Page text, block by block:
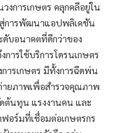
งการเกษตร คลุกคลีอยู่ใน
สู่การพัฒนาแอปพลิเคชัน
ดับอนาคตที่ดีกว่าของ
การใช้บริการโดรนเกษตร
ารเกษตร มีทั้งการฉีดพ่น
ยภาพเพื่อสำรวจคุณภาพ
ต้นทุน แรงงานคน และ
ฟอร์มที่เชื่อมต่อเกษตรกร